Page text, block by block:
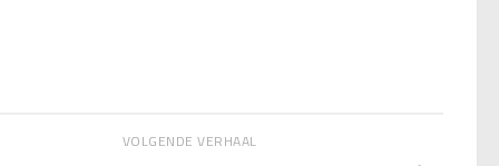
VOLGENDE VERHAAL